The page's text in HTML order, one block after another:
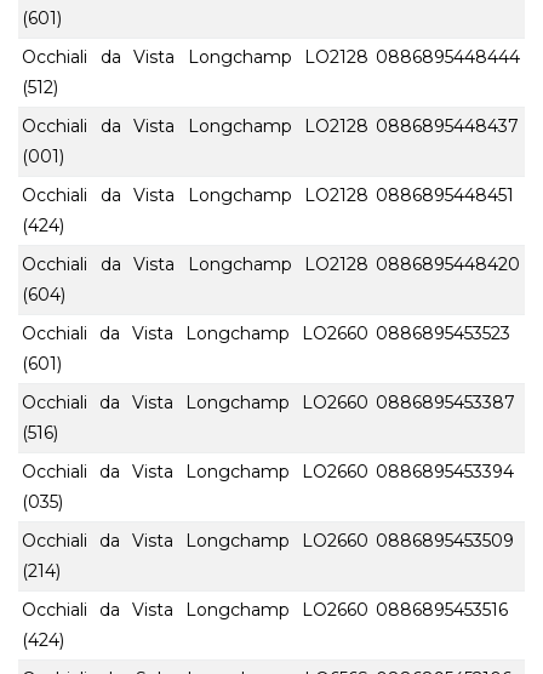
(601)
Occhiali da Vista Longchamp LO2128
(512)
0886895448444
Occhiali da Vista Longchamp LO2128
(001)
0886895448437
Occhiali da Vista Longchamp LO2128
(424)
0886895448451
Occhiali da Vista Longchamp LO2128
(604)
0886895448420
Occhiali da Vista Longchamp LO2660
(601)
0886895453523
Occhiali da Vista Longchamp LO2660
(516)
0886895453387
Occhiali da Vista Longchamp LO2660
(035)
0886895453394
Occhiali da Vista Longchamp LO2660
(214)
0886895453509
Occhiali da Vista Longchamp LO2660
(424)
0886895453516